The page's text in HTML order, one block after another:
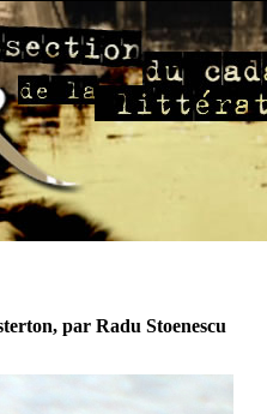
par Radu Stoenescu